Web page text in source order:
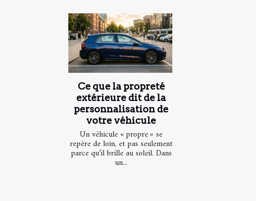
Ce que la propreté
extérieure dit de la
personnalisation de
votre véhicule
Un véhicule « propre » se
repère de loin, et pas seulement
parce qu’il brille au soleil. Dans
un...